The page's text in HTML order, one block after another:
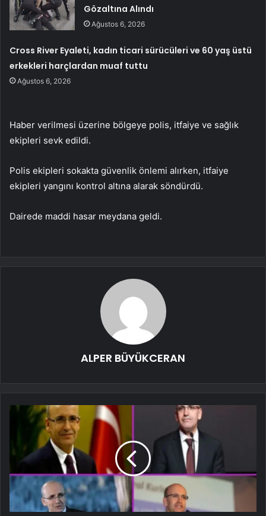
Gözaltına Alındı
Ağustos 6, 2026
Cross River Eyaleti, kadın ticari sürücüleri ve 60 yaş üstü
erkekleri harçlardan muaf tuttu
Ağustos 6, 2026
Haber verilmesi üzerine bölgeye polis, itfaiye ve sağlık
ekipleri sevk edildi.
Polis ekipleri sokakta güvenlik önlemi alırken, itfaiye
ekipleri yangını kontrol altına alarak söndürdü.
Dairede maddi hasar meydana geldi.
ALPER BÜYÜKCERAN